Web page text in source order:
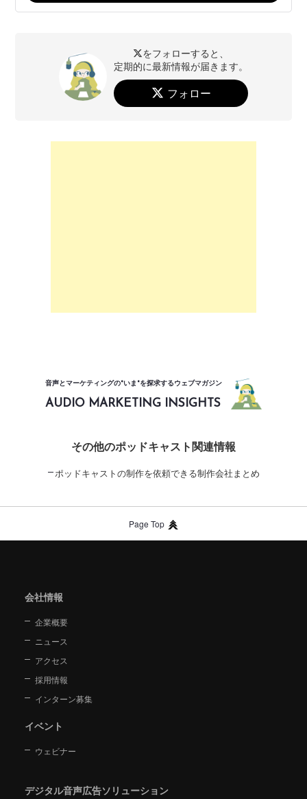
をフォローすると、
定期的に最新情報が届きます。
フォロー
音声とマーケティングの"いま"を探求するウェブマガジン
AUDIO MARKETING INSIGHTS
その他のポッドキャスト関連情報
ポッドキャストの制作を依頼できる制作会社まとめ
Page Top
会社情報
企業概要
ニュース
アクセス
採用情報
インターン募集
イベント
ウェビナー
デジタル音声広告ソリューション